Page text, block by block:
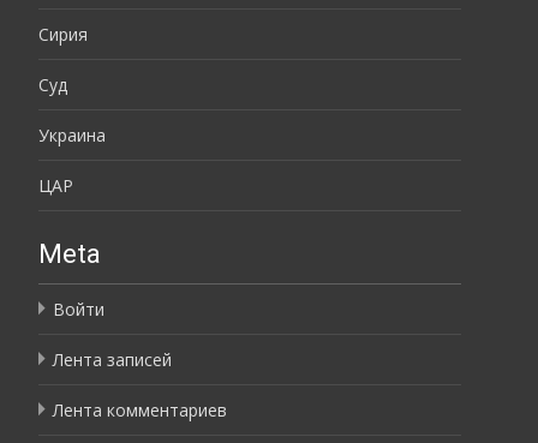
Сирия
Суд
Украина
ЦАР
Meta
Войти
Лента записей
Лента комментариев